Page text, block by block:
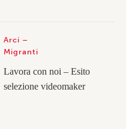
Arci
Migranti
Lavora con noi – Esito
selezione videomaker